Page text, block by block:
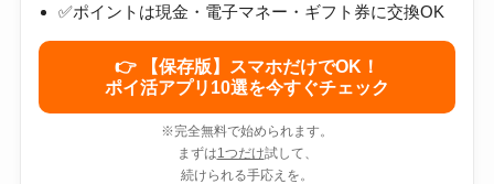
✅ポイントは現金・電子マネー・ギフト券に交換OK
👉 【保存版】スマホだけでOK！
ポイ活アプリ10選を今すぐチェック
※完全無料で始められます。
まずは1つだけ試して、
続けられる手応えを。